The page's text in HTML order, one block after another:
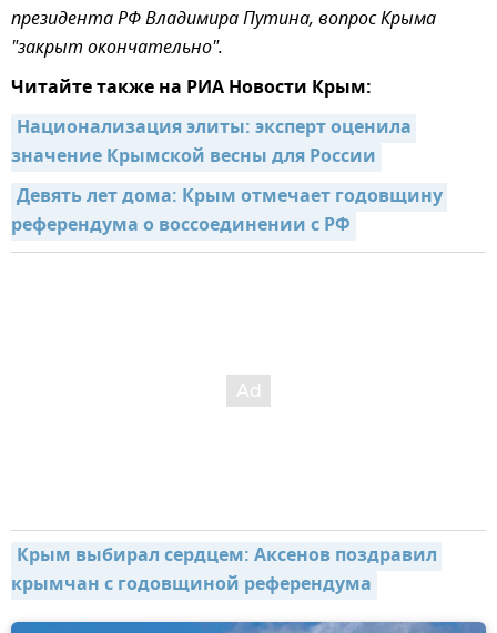
президента РФ Владимира Путина, вопрос Крыма
"закрыт окончательно".
Читайте также на РИА Новости Крым:
Национализация элиты: эксперт оценила
значение Крымской весны для России
Девять лет дома: Крым отмечает годовщину
референдума о воссоединении с РФ
Крым выбирал сердцем: Аксенов поздравил
крымчан с годовщиной референдума